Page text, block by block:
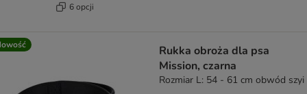
6 opcji
Rukka obroża dla psa
Mission, czarna
Rozmiar L: 54 - 61 cm obwód szyi